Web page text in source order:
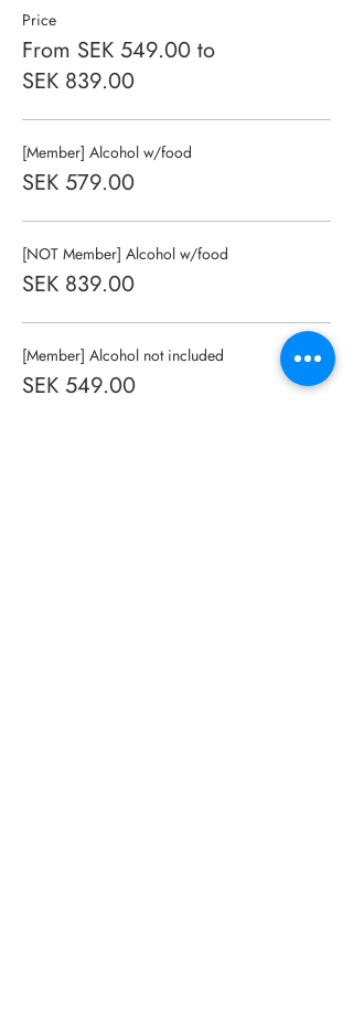
Price
From SEK 549.00 to
SEK 839.00
[Member] Alcohol w/food
SEK 579.00
[NOT Member] Alcohol w/food
SEK 839.00
[Member] Alcohol not included
SEK 549.00